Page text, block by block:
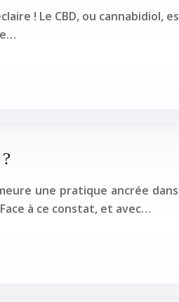
! Le CBD, ou cannabidiol,
une pratique ancrée
à ce constat, et avec…